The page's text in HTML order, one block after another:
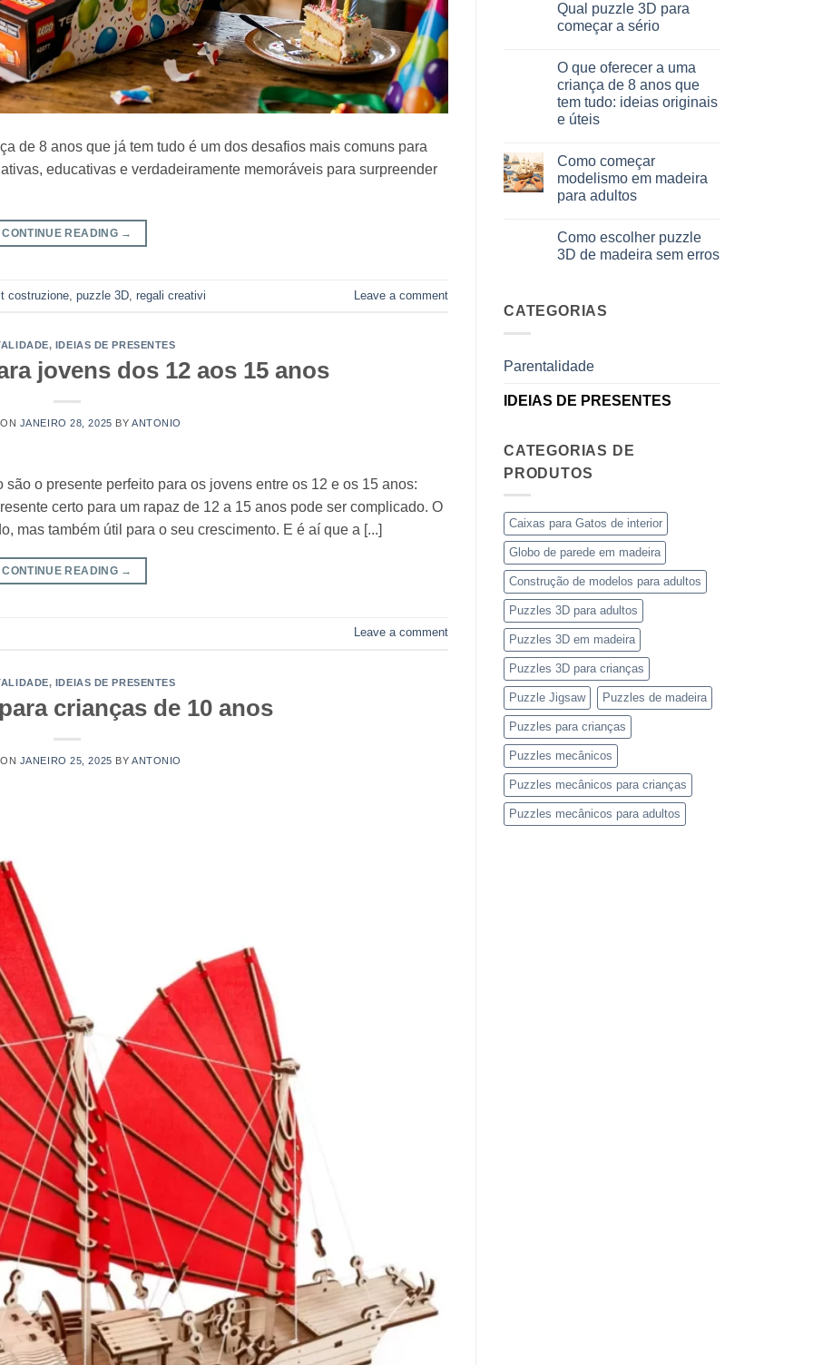
de 8 anos que já tem tudo é um dos desafios mais comuns para
educativas e verdadeiramente memoráveis para surpreender
CONTINUE READING →
costruzione puzzle 3D regali creativi Leave a comment
, IDEIAS DE PRESENTES
jovens dos 12 aos 15 anos
JANEIRO 28, 2025 BY ANTONIO
o presente perfeito para os jovens entre os 12 e os 15 anos:
certo para um rapaz de 12 a 15 anos pode ser complicado. O
mas também útil para o seu crescimento. E é aí que a [...]
CONTINUE READING →
Leave a comment
, IDEIAS DE PRESENTES
crianças de 10 anos
JANEIRO 25, 2025 BY ANTONIO
cosa
em
assemblare
3D
meccanico
Qual puzzle 3D para
começar a sério
em
Quale
puzzle
3D
per
iniziare
O que oferecer a uma
criança de 8 anos que
tem tudo: ideias originais
e úteis
em
regalare
a
di
8
anni
originali
Como começar
modelismo em madeira
para adultos
em
Come
iniziare
Como escolher puzzle
3D de madeira sem erros
Come
senza
CATEGORIAS
Parentalidade
IDEIAS DE PRESENTES
CATEGORIAS DE
PRODUTOS
Caixas para Gatos de interior
Globo de parede em madeira
Construção de modelos para adultos
Puzzles 3D para adultos
Puzzles 3D em madeira
Puzzles 3D para crianças
Puzzle Jigsaw Puzzles de madeira
Puzzles para crianças
Puzzles mecânicos
Puzzles mecânicos para crianças
Puzzles mecânicos para adultos